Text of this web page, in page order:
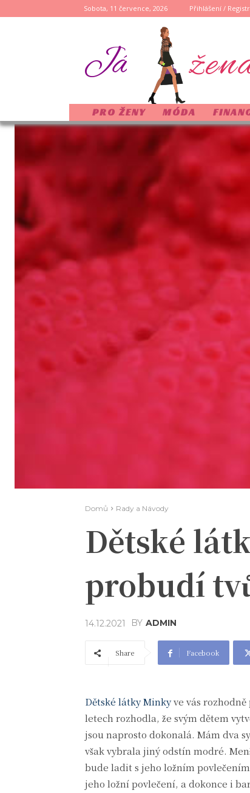
Sobota, 11 července, 2026 Přihlášení /
Já
PRO ŽENY MÓDA
Domů Rady a Návody
Dětské
probudí
14.12.2021 BY ADMIN
Share Facebook
Dětské látky Minkyve vás
letech rozhodla, že svým dětem
jsou naprosto dokonalá. Mám dva
však vybrala jiný odstín modré.
bude ladit s jeho ložním
jeho ložní povlečení, a dokonce i